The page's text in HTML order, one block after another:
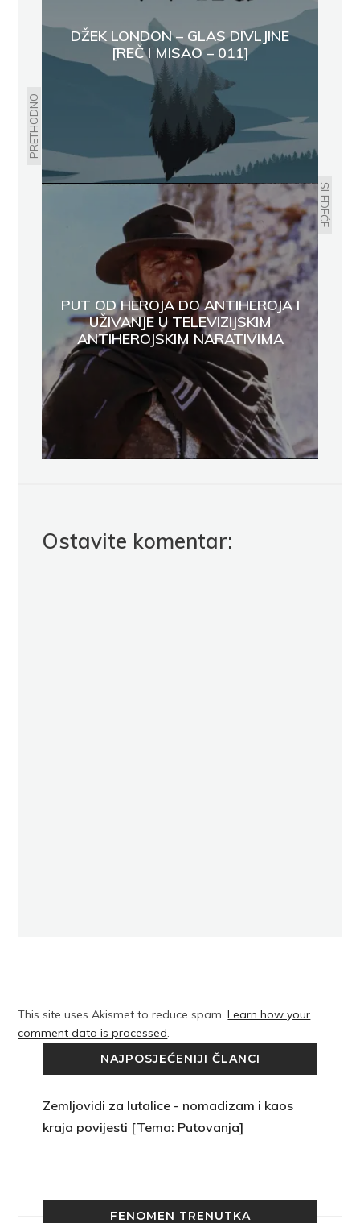
PRETHODNO
DŽEK LONDON – GLAS DIVLJINE
[REČ I MISAO – 011]
SLEDEĆE
PUT OD HEROJA DO ANTIHEROJA I
UŽIVANJE U TELEVIZIJSKIM
ANTIHEROJSKIM NARATIVIMA
Ostavite komentar:
This site uses Akismet to reduce spam.Learn how your
comment data is processed.
NAJPOSJEĆENIJI ČLANCI
Zemljovidi za lutalice - nomadizam i kaos
kraja povijesti [Tema: Putovanja]
FENOMEN TRENUTKA